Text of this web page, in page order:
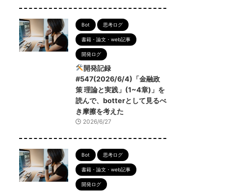
Bot 思考ログ
書籍・論文・web記事
開発ログ
開発記録
#547(2026/6/4)「金融政
策 理論と実践」(1~4章)」を
読んで、botterとして見るべ
き摩擦を考えた
2026/6/27
Bot 思考ログ
書籍・論文・web記事
開発ログ